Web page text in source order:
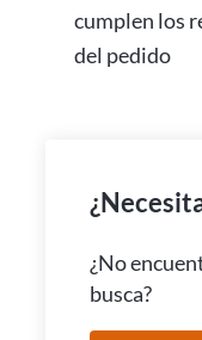
cumplen los
del pedido
¿No
busca?